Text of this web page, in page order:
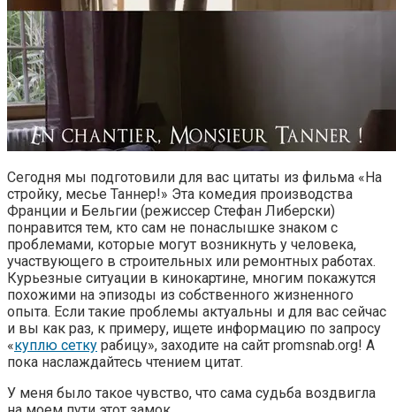
Сегодня мы подготовили для вас цитаты из фильма «На
стройку, месье Таннер!» Эта комедия производства
Франции и Бельгии (режиссер Стефан Либерски)
понравится тем, кто сам не понаслышке знаком с
проблемами, которые могут возникнуть у человека,
участвующего в строительных или ремонтных работах.
Курьезные ситуации в кинокартине, многим покажутся
похожими на эпизоды из собственного жизненного
опыта. Если такие проблемы актуальны и для вас сейчас
и вы как раз, к примеру, ищете информацию по запросу
«куплю сетку рабицу», заходите на сайт promsnab.org! А
пока наслаждайтесь чтением цитат.
У меня было такое чувство, что сама судьба воздвигла